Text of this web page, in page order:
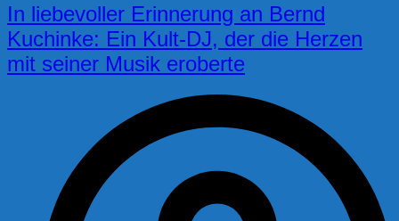
In liebevoller Erinnerung an Bernd
Kuchinke: Ein Kult-DJ, der die Herzen
mit seiner Musik eroberte